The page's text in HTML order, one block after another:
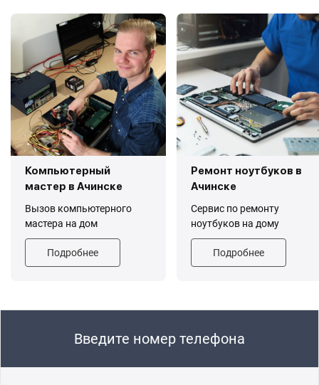
Компьютерный
мастер в Ачинске
Вызов компьютерного
мастера на дом
Подробнее
Ремонт ноутбуков в
Ачинске
Сервис по ремонту
ноутбуков на дому
Подробнее
Введите номер телефона